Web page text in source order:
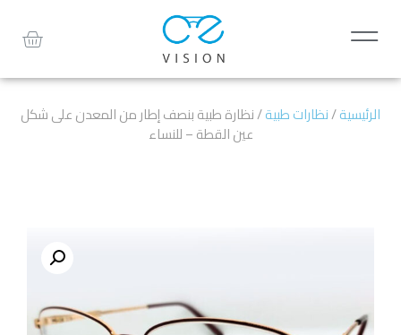
الرئيسية/نظارات طبية/ نظارة طبية بنصف إطار من المعدن على شكل
عين القطة – للنساء